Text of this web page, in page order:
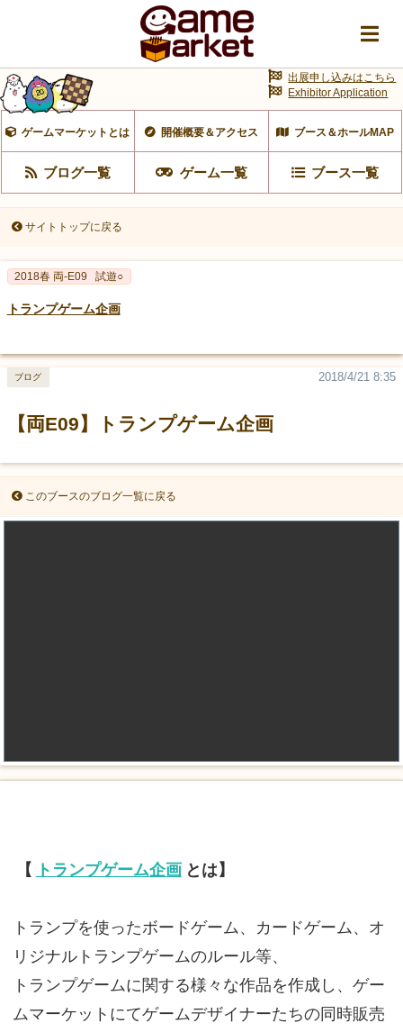
ゲームマーケットとは 開催概要＆アクセス ブース＆ホールMAP
ブログ一覧 ゲーム一覧 ブース一覧
出展申し込みはこちら
Exhibitor Application
サイトトップに戻る
2018春 両-E09 試遊○
トランプゲーム企画
【両E09】トランプゲーム企画
2018/4/21 8:35
ブログ
このブースのブログ一覧に戻る
【 トランプゲーム企画 とは】
トランプを使ったボードゲーム、カードゲーム、オ
リジナルトランプゲームのルール等、
トランプゲームに関する様々な作品を作成し、ゲー
ムマーケットにてゲームデザイナーたちの同時販売